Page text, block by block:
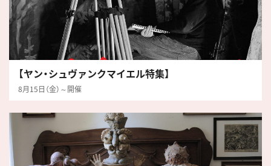
【ヤン・シュヴァンクマイエル特集】
8月15日（金）～開催